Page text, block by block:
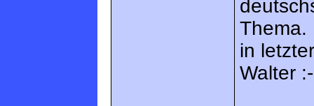
Thema.
in
Walter